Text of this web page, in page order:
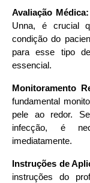
Avaliação Médica:
Unna, é crucial
condição do
para esse tipo
essencial.
Monitoramento
fundamental
pele ao redor.
infecção, é
imediatamente.
Instruções de
instruções do